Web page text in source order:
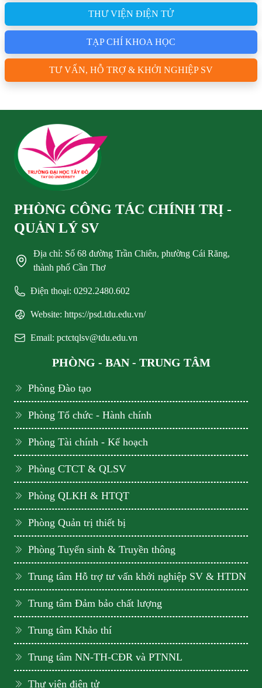
THƯ VIỆN ĐIỆN TỬ
TẠP CHÍ KHOA HỌC
TƯ VẤN, HỖ TRỢ & KHỞI NGHIỆP SV
PHÒNG CÔNG TÁC CHÍNH TRỊ -
QUẢN LÝ SV
Địa chỉ: Số 68 đường Trần Chiên, phường Cái Răng,
thành phố Cần Thơ
Điện thoại: 0292.2480.602
Website: https://psd.tdu.edu.vn/
Email: pctctqlsv@tdu.edu.vn
PHÒNG - BAN - TRUNG TÂM
Phòng Đào tạo
Phòng Tổ chức - Hành chính
Phòng Tài chính - Kế hoạch
Phòng CTCT & QLSV
Phòng QLKH & HTQT
Phòng Quản trị thiết bị
Phòng Tuyển sinh & Truyền thông
Trung tâm Hỗ trợ tư vấn khởi nghiệp SV & HTDN
Trung tâm Đảm bảo chất lượng
Trung tâm Khảo thí
Trung tâm NN-TH-CĐR và PTNNL
Thư viện điện tử